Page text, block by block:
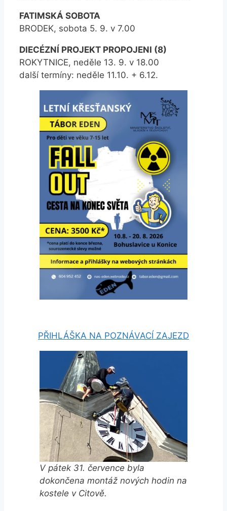
FATIMSKÁ SOBOTA
BRODEK, sobota 5. 9. v 7.00
DIECÉZNÍ PROJEKT PROPOJENI (8)
ROKYTNICE, neděle 13. 9. v 18.00
další termíny: neděle 11.10. + 6.12.
PŘIHLÁŠKA NA POZNÁVACÍ ZAJEZD
V pátek 31. července byla
dokončena montáž nových hodin na
kostele v Citově.